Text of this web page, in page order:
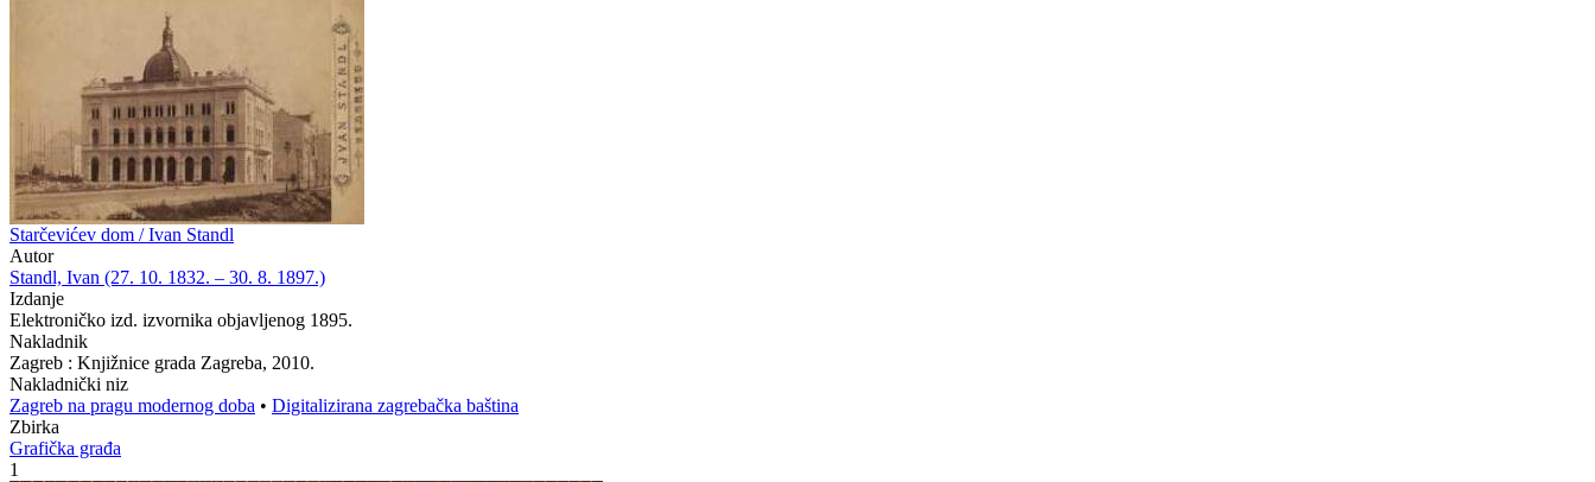
Starčevićev dom / Ivan Standl
Autor
Standl, Ivan (27. 10. 1832. – 30. 8. 1897.)
Izdanje
Elektroničko izd. izvornika objavljenog 1895.
Nakladnik
Zagreb : Knjižnice grada Zagreba, 2010.
Nakladnički niz
Zagreb na pragu modernog doba • Digitalizirana zagrebačka baština
Zbirka
Grafička građa
1